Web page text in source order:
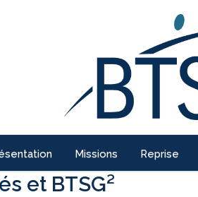
Missions Reprise
et BTSG²